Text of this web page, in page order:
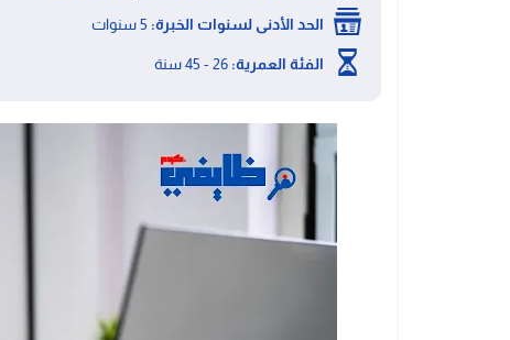
الحد الأدنى لسنوات الخبرة:
الفئة العمرية: